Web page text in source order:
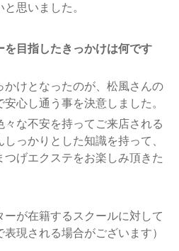
思いました。
目指したきっかけは何です
かけとなったのが、松風さんの
心し通う事を決意しました。
な不安を持ってご来店される
っかりとした知識を持って、
げエクステをお楽しみ頂きた
が在籍するスクールに対して
現される場合がございます）